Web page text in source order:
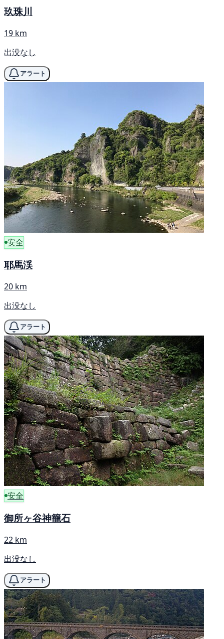
玖珠川
19 km
出没なし
アラート
安全
耶馬渓
20 km
出没なし
アラート
安全
御所ヶ谷神籠石
22 km
出没なし
アラート